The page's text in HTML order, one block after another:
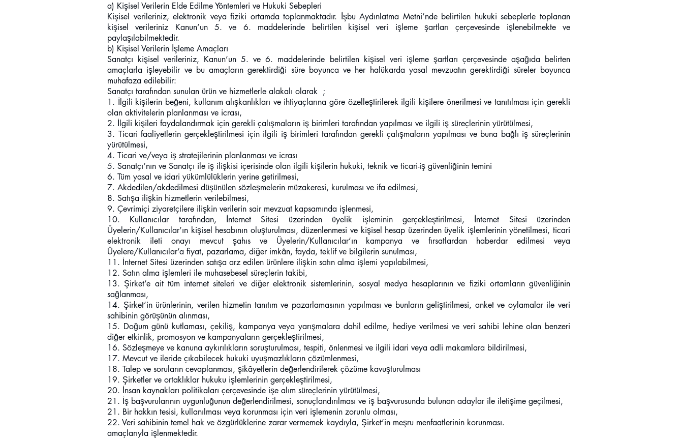
a) Kişisel Verilerin Elde Edilme Yöntemleri ve Hukuki Sebepleri
Kişisel verileriniz, elektronik veya fiziki ortamda toplanmaktadır. İşbu Aydınlatma Metni’nde belirtilen hukuki sebeplerle toplanan
kişisel verileriniz Kanun’un 5. ve 6. maddelerinde belirtilen kişisel veri işleme şartları çerçevesinde işlenebilmekte ve
paylaşılabilmektedir.
b) Kişisel Verilerin İşleme Amaçları
Sanatçı kişisel verileriniz, Kanun’un 5. ve 6. maddelerinde belirtilen kişisel veri işleme şartları çerçevesinde aşağıda belirten
amaçlarla işleyebilir ve bu amaçların gerektirdiği süre boyunca ve her halükarda yasal mevzuatın gerektirdiği süreler boyunca
muhafaza edilebilir:
Sanatçı tarafından sunulan ürün ve hizmetlerle alakalı olarak ;
1. İlgili kişilerin beğeni, kullanım alışkanlıkları ve ihtiyaçlarına göre özelleştirilerek ilgili kişilere önerilmesi ve tanıtılması için gerekli
olan aktivitelerin planlanması ve icrası,
2. İlgili kişileri faydalandırmak için gerekli çalışmaların iş birimleri tarafından yapılması ve ilgili iş süreçlerinin yürütülmesi,
3. Ticari faaliyetlerin gerçekleştirilmesi için ilgili iş birimleri tarafından gerekli çalışmaların yapılması ve buna bağlı iş süreçlerinin
yürütülmesi,
4. Ticari ve/veya iş stratejilerinin planlanması ve icrası
5. Sanatçı‘nın ve Sanatçı ile iş ilişkisi içerisinde olan ilgili kişilerin hukuki, teknik ve ticari-iş güvenliğinin temini
6. Tüm yasal ve idari yükümlülüklerin yerine getirilmesi,
7. Akdedilen/akdedilmesi düşünülen sözleşmelerin müzakeresi, kurulması ve ifa edilmesi,
8. Satışa ilişkin hizmetlerin verilebilmesi,
9. Çevrimiçi ziyaretçilere ilişkin verilerin sair mevzuat kapsamında işlenmesi,
10. Kullanıcılar tarafından, İnternet Sitesi üzerinden üyelik işleminin gerçekleştirilmesi, İnternet Sitesi üzerinden
Üyelerin/Kullanıcılar’ın kişisel hesabının oluşturulması, düzenlenmesi ve kişisel hesap üzerinden üyelik işlemlerinin yönetilmesi, ticari
elektronik ileti onayı mevcut şahıs ve Üyelerin/Kullanıcılar’ın kampanya ve fırsatlardan haberdar edilmesi veya
Üyelere/Kullanıcılar’a fiyat, pazarlama, diğer imkân, fayda, teklif ve bilgilerin sunulması,
11. İnternet Sitesi üzerinden satışa arz edilen ürünlere ilişkin satın alma işlemi yapılabilmesi,
12. Satın alma işlemleri ile muhasebesel süreçlerin takibi,
13. Şirket’e ait tüm internet siteleri ve diğer elektronik sistemlerinin, sosyal medya hesaplarının ve fiziki ortamların güvenliğinin
sağlanması,
14. Şirket’in ürünlerinin, verilen hizmetin tanıtım ve pazarlamasının yapılması ve bunların geliştirilmesi, anket ve oylamalar ile veri
sahibinin görüşünün alınması,
15. Doğum günü kutlaması, çekiliş, kampanya veya yarışmalara dahil edilme, hediye verilmesi ve veri sahibi lehine olan benzeri
diğer etkinlik, promosyon ve kampanyaların gerçekleştirilmesi,
16. Sözleşmeye ve kanuna aykırılıkların soruşturulması, tespiti, önlenmesi ve ilgili idari veya adli makamlara bildirilmesi,
17. Mevcut ve ileride çıkabilecek hukuki uyuşmazlıkların çözümlenmesi,
18. Talep ve soruların cevaplanması, şikâyetlerin değerlendirilerek çözüme kavuşturulması
19. Şirketler ve ortaklıklar hukuku işlemlerinin gerçekleştirilmesi,
20. İnsan kaynakları politikaları çerçevesinde işe alım süreçlerinin yürütülmesi,
21. İş başvurularının uygunluğunun değerlendirilmesi, sonuçlandırılması ve iş başvurusunda bulunan adaylar ile iletişime geçilmesi,
21. Bir hakkın tesisi, kullanılması veya korunması için veri işlemenin zorunlu olması,
22. Veri sahibinin temel hak ve özgürlüklerine zarar vermemek kaydıyla, Şirket’in meşru menfaatlerinin korunması.
amaçlarıyla işlenmektedir.